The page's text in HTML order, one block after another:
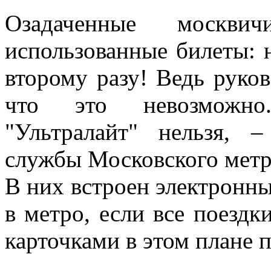
Озадаченные
использованные билеты:
второму разу! Ведь
что это
"Ультралайт" нельзя,
службы Московского
В них встроен
в метро, если все
карточками в этом